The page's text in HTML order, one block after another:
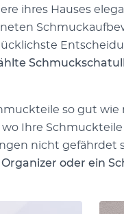
ihres Hauses
so gut
Ihre
nicht gefährdet
oder ein